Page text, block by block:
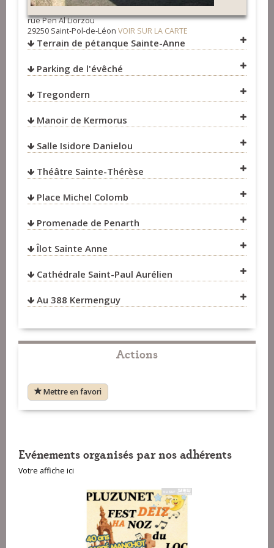
rue Pen Al Liorzou
29250 Saint-Pol-de-Léon VOIR SUR LA CARTE
Terrain de pétanque Sainte-Anne
VOIR SUR LA CARTE
Parking de l'évêché
Tregondern
VOIR SUR LA CARTE
Manoir de Kermorus
VOIR SUR LA CARTE
Salle Isidore Danielou
Théâtre Sainte-Thérèse
VOIR SUR LA CARTE
Place Michel Colomb
VOIR SUR LA CARTE
Promenade de Penarth
Îlot Sainte Anne
VOIR SUR LA CARTE
Cathédrale Saint-Paul Aurélien
VOIR SUR LA CARTE
Au 388 Kermenguy
VOIR SUR LA CARTE
Actions
Mettre en favori
Evénements organisés par nos adhérents
Votre affiche ici